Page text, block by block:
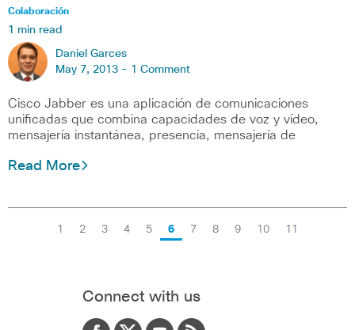
Colaboración
1 min read
Daniel Garces
May 7, 2013 - 1 Comment
Cisco Jabber es una aplicación de comunicaciones
unificadas que combina capacidades de voz y vídeo,
mensajería instantánea, presencia, mensajería de
Read More
1 2 3 4 5 6 7 8 9 10 11
Connect with us